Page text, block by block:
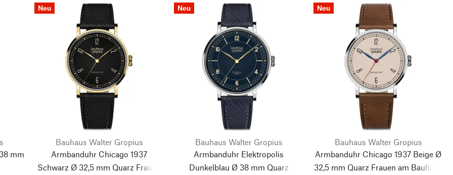
mm
Neu
Bauhaus Walter Gropius
Armbanduhr Chicago 1937
Schwarz Ø 32,5 mm Quarz Frauen
Neu
Bauhaus Walter Gropius
Armbanduhr Elektropolis
Dunkelblau Ø 38 mm Quarz
Neu
Bauhaus Walter Gropius
Armbanduhr Chicago 1937 Beige Ø
32,5 mm Quarz Frauen am Bauhaus